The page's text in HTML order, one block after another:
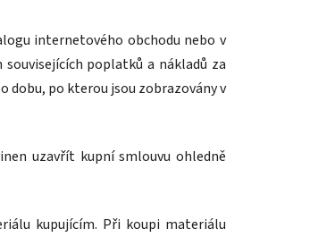
internetového obchodu nebo v
poplatků a nákladů za
dobu, po kterou jsou zobrazovány v
uzavřít kupní smlouvu ohledně
kupujícím. Při koupi materiálu